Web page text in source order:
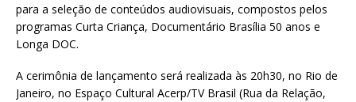
para a seleção de conteúdos audiovisuais, compostos pelos
programas Curta Criança, Documentário Brasília 50 anos e
Longa DOC.
A cerimônia de lançamento será realizada às 20h30, no Rio de
Janeiro, no Espaço Cultural Acerp/TV Brasil (Rua da Relação,